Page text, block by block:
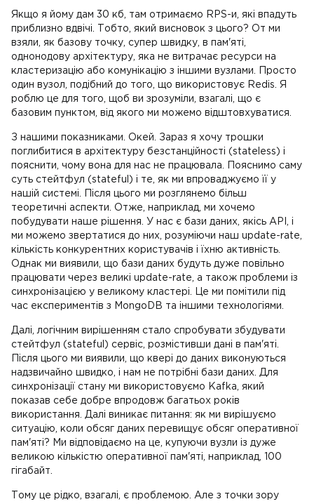
Якщо я йому дам 30 кб, там отримаємо RPS-и, які впадуть
приблизно вдвічі. Тобто, який висновок з цього? От ми
взяли, як базову точку, супер швидку, в пам'яті,
однонодову архітектуру, яка не витрачає ресурси на
кластеризацію або комунікацію з іншими вузлами. Просто
один вузол, подібний до того, що використовує Redis. Я
роблю це для того, щоб ви зрозуміли, взагалі, що є
базовим пунктом, від якого ми можемо відштовхуватися.
З нашими показниками. Окей. Зараз я хочу трошки
поглибитися в архітектуру безстанційності (stateless) і
пояснити, чому вона для нас не працювала. Пояснимо саму
суть стейтфул (stateful) і те, як ми впроваджуємо її у
нашій системі. Після цього ми розглянемо більш
теоретичні аспекти. Отже, наприклад, ми хочемо
побудувати наше рішення. У нас є бази даних, якісь API, і
ми можемо звертатися до них, розуміючи наш update-rate,
кількість конкурентних користувачів і їхню активність.
Однак ми виявили, що бази даних будуть дуже повільно
працювати через великі update-rate, а також проблеми із
синхронізацією у великому кластері. Це ми помітили під
час експериментів з MongoDB та іншими технологіями.
Далі, логічним вирішенням стало спробувати збудувати
стейтфул (stateful) сервіс, розмістивши дані в пам'яті.
Після цього ми виявили, що квері до даних виконуються
надзвичайно швидко, і нам не потрібні бази даних. Для
синхронізації стану ми використовуємо Kafka, який
показав себе добре впродовж багатьох років
використання. Далі виникає питання: як ми вирішуємо
ситуацію, коли обсяг даних перевищує обсяг оперативної
пам'яті? Ми відповідаємо на це, купуючи вузли із дуже
великою кількістю оперативної пам'яті, наприклад, 100
гігабайт.
Тому це рідко, взагалі, є проблемою. Але з точки зору